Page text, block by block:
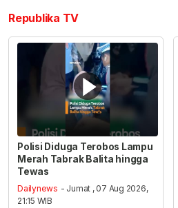
Republika TV
Polisi Diduga Terobos Lampu
Merah Tabrak Balita hingga
Tewas
Dailynews - Jumat , 07 Aug 2026,
21:15 WIB